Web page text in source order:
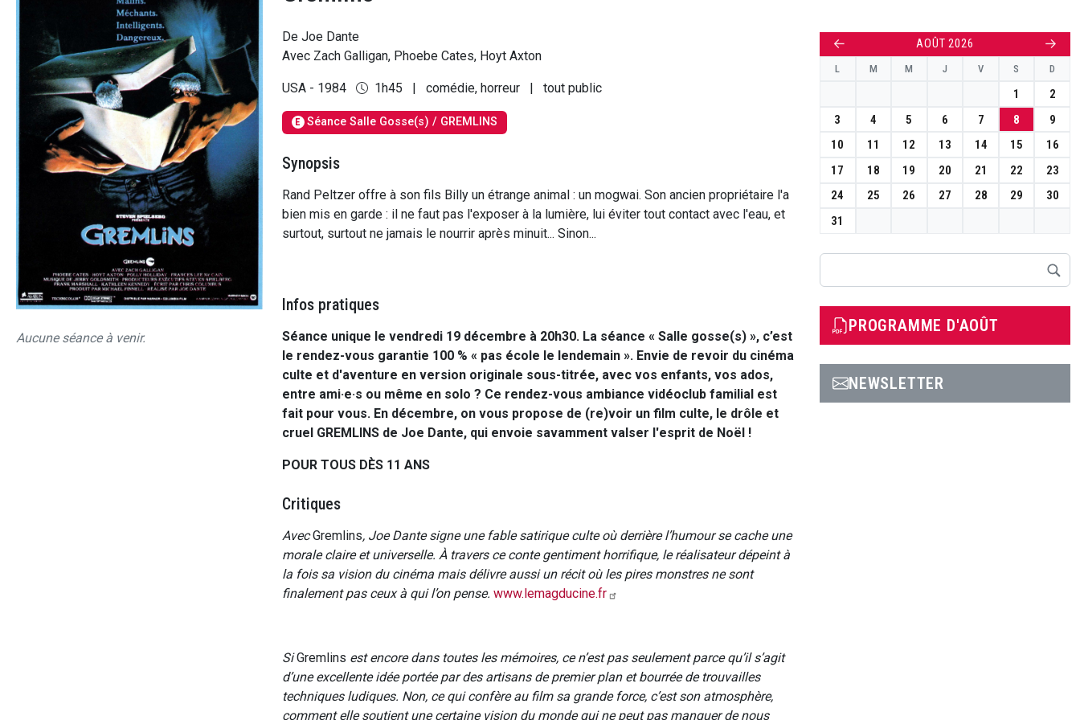
Aucune séance à venir.
De Joe Dante
Avec Zach Galligan, Phoebe Cates, Hoyt Axton
USA - 1984 1h45 | comédie, horreur | tout public
E Séance Salle Gosse(s) / GREMLINS
Synopsis
Rand Peltzer offre à son fils Billy un étrange animal : un mogwai. Son ancien propriétaire l'a
bien mis en garde : il ne faut pas l'exposer à la lumière, lui éviter tout contact avec l'eau, et
surtout, surtout ne jamais le nourrir après minuit... Sinon...
Infos pratiques
Séance unique le vendredi 19 décembre à 20h30. La séance « Salle gosse(s) », c’est
le rendez-vous garantie 100 % « pas école le lendemain ». Envie de revoir du cinéma
culte et d'aventure en version originale sous-titrée, avec vos enfants, vos ados,
entre ami·e·s ou même en solo ? Ce rendez-vous ambiance vidéoclub familial est
fait pour vous. En décembre, on vous propose de (re)voir un film culte, le drôle et
cruel GREMLINS de Joe Dante, qui envoie savamment valser l'esprit de Noël !
POUR TOUS DÈS 11 ANS
Critiques
AvecGremlins, Joe Dante signe une fable satirique culte où derrière l’humour se cache une
morale claire et universelle. À travers ce conte gentiment horrifique, le réalisateur dépeint à
la fois sa vision du cinéma mais délivre aussi un récit où les pires monstres ne sont
finalement pas ceux à qui l’on pense. www.lemagducine.fr
SiGremlins est encore dans toutes les mémoires, ce n’est pas seulement parce qu’il s’agit
d’une excellente idée portée par des artisans de premier plan et bourrée de trouvailles
techniques ludiques. Non, ce qui confère au film sa grande force, c’est son atmosphère,
comment elle soutient une certaine vision du monde qui ne peut pas manquer de nous
← AOÛT 2026 →
L M M J V S D
1
2
3
4 5 6 7 8
9
10
11 12 13 14 15
16
17
18 19 20 21 22
23
24
25 26 27 28 29
30
31
PROGRAMME D'AOÛT
NEWSLETTER